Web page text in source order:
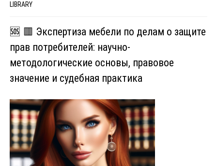
LIBRARY
🆘 🟥 Экспертиза мебели по делам о защите
прав потребителей: научно-
методологические основы, правовое
значение и судебная практика